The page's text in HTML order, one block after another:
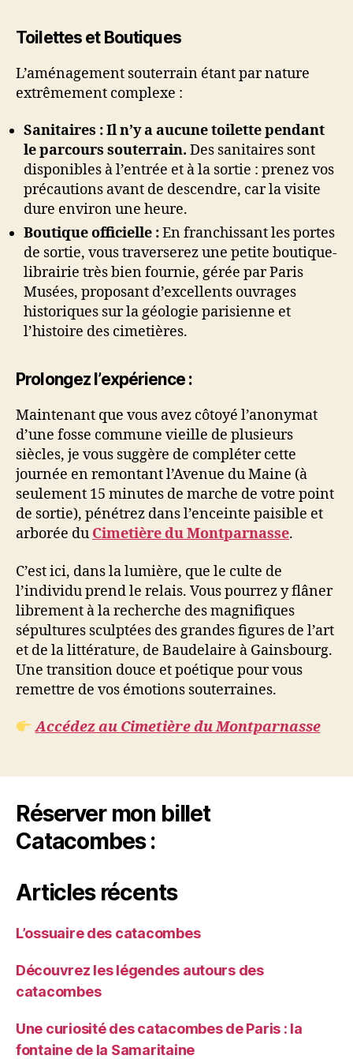
Toilettes et Boutiques
L’aménagement souterrain étant par nature
extrêmement complexe :
Sanitaires :Il n’y a aucune toilette pendant
le parcours souterrain. Des sanitaires sont
disponibles à l’entrée et à la sortie : prenez vos
précautions avant de descendre, car la visite
dure environ une heure.
Boutique officielle :En franchissant les portes
de sortie, vous traverserez une petite boutique-
librairie très bien fournie, gérée par Paris
Musées, proposant d’excellents ouvrages
historiques sur la géologie parisienne et
l’histoire des cimetières.
Prolongez l’expérience :
Maintenant que vous avez côtoyé l’anonymat
d’une fosse commune vieille de plusieurs
siècles, je vous suggère de compléter cette
journée en remontant l’Avenue du Maine (à
seulement 15 minutes de marche de votre point
de sortie), pénétrez dans l’enceinte paisible et
arborée du Cimetière du Montparnasse.
C’est ici, dans la lumière, que le culte de
l’individu prend le relais. Vous pourrez y flâner
librement à la recherche des magnifiques
sépultures sculptées des grandes figures de l’art
et de la littérature, de Baudelaire à Gainsbourg.
Une transition douce et poétique pour vous
remettre de vos émotions souterraines.
Accédez au Cimetière du Montparnasse
Réserver mon billet
Catacombes :
Articles récents
L’ossuaire des catacombes
Découvrez les légendes autours des
catacombes
Une curiosité des catacombes de Paris : la
fontaine de la Samaritaine